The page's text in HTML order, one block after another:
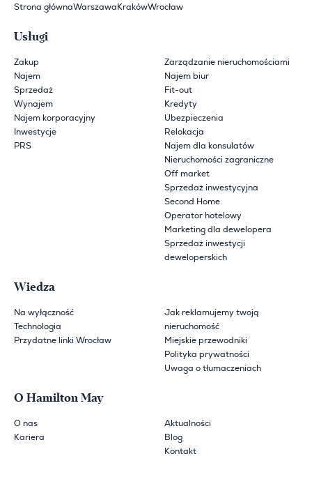
Strona głównaWarszawa KrakówWrocław
Usługi
Zakup
Najem
Sprzedaż
Wynajem
Najem korporacyjny
Inwestycje
PRS
Zarządzanie nieruchomościami
Najem biur
Fit-out
Kredyty
Ubezpieczenia
Relokacja
Najem dla konsulatów
Nieruchomości zagraniczne
Off market
Sprzedaż inwestycyjna
Second Home
Operator hotelowy
Marketing dla dewelopera
Sprzedaż inwestycji
deweloperskich
Wiedza
Na wyłączność
Technologia
Przydatne linki Wrocław
Jak reklamujemy twoją
nieruchomość
Miejskie przewodniki
Polityka prywatności
Uwaga o tłumaczeniach
O Hamilton May
O nas
Kariera
Aktualności
Blog
Kontakt